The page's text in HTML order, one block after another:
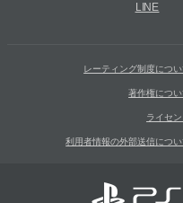
LINE
レーティング制度につい
著作権につい
ライセン
利用者情報の外部送信につい